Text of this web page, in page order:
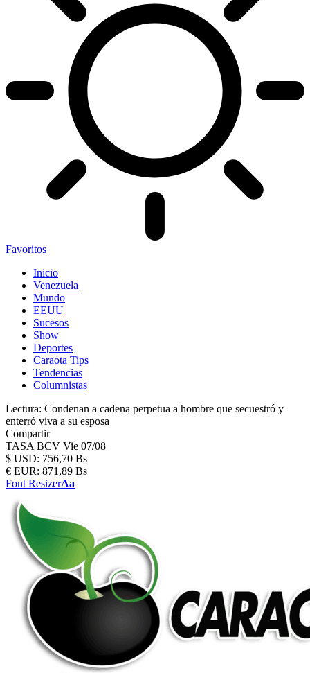
Favoritos
Inicio
Venezuela
Mundo
EEUU
Sucesos
Show
Deportes
Caraota Tips
Tendencias
Columnistas
Lectura: Condenan a cadena perpetua a hombre que secuestró y
enterró viva a su esposa
Compartir
TASA BCV Vie 07/08
$ USD: 756,70 Bs
€ EUR: 871,89 Bs
Font ResizerAa